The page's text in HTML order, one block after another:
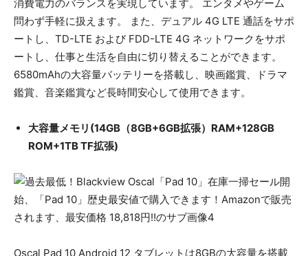
消費電力のバランスを実現しています。 エンタメやゲーム
問わず手軽に扱えます。 また、デュアル 4G LTE 通話をサポ
ートし、TD-LTE および FDD-LTE 4G ネットワークをサポ
ートし、仕事と生活を自由に切り替えることができます。
6580mAhの大容量バッテリーを搭載し、映画鑑賞、ドラマ
鑑賞、音楽鑑賞など長時間安心して使用できます。
大容量メモリ(14GB（8GB+6GB拡張）RAM+128GB
ROM+1TB TF拡張)
Oscal Pad 10 Android 12 タブレットは8GBの大容量を搭載